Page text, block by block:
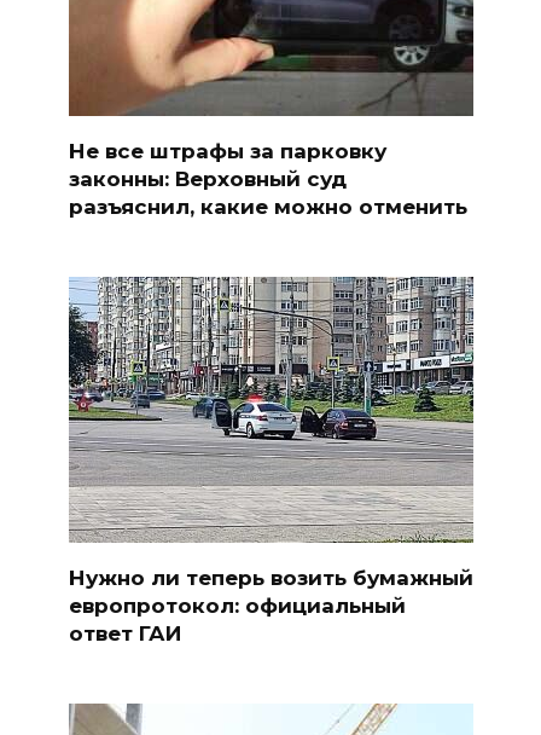
Не все штрафы за парковку
законны: Верховный суд
разъяснил, какие можно отменить
Нужно ли теперь возить бумажный
европротокол: официальный
ответ ГАИ